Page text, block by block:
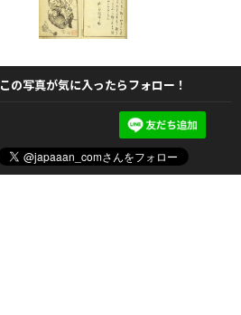
この写真が気に入ったらフォロー！